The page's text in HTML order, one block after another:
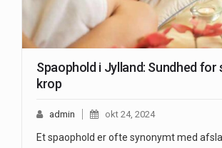
Spaophold i Jylland: Sundhed
krop
admin okt 24, 2024
Et spaophold er ofte synonymt med